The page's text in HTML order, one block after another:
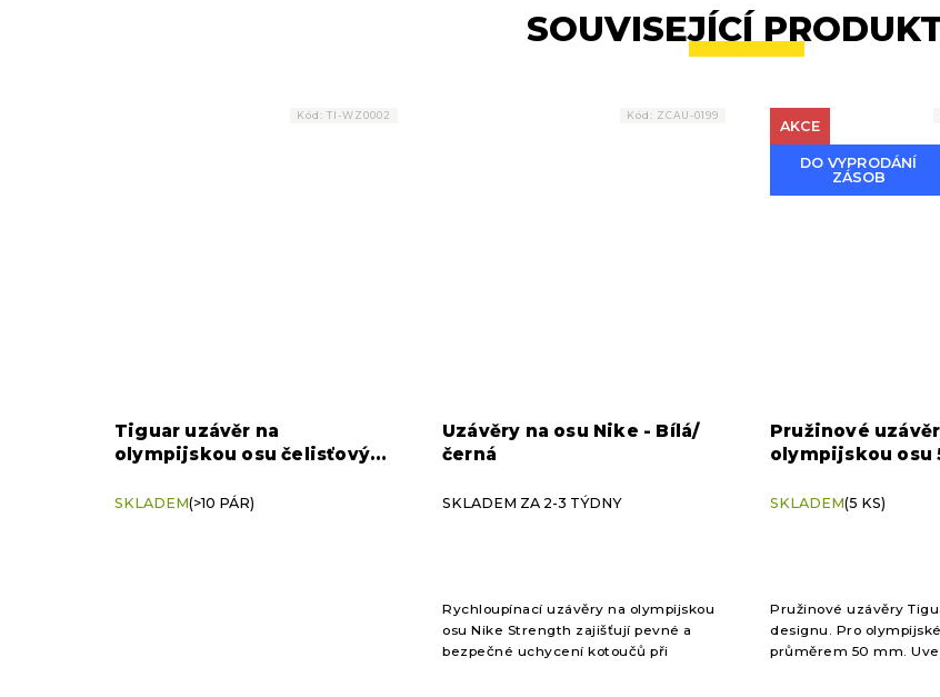
SOUVISEJÍCÍ
Tiguar uzávěr na
olympijskou osu čelisťový
SKLADEM(>10 PÁR)
Kód: TI-WZ0002
Uzávěry na osu Nike - Bílá/
černá
SKLADEM ZA 2-3 TÝDNY
Rychloupínací uzávěry na olympijskou
osu Nike Strength zajišťují pevné a
bezpečné uchycení kotoučů při
Kód: ZCAU-0199
AKCE
DO VYPRODÁNÍ
ZÁSOB
Pružinové
olympijskou osu
SKLADEM(5 KS)
Pružinové uzávěry
designu. Pro
průměrem 50 mm.